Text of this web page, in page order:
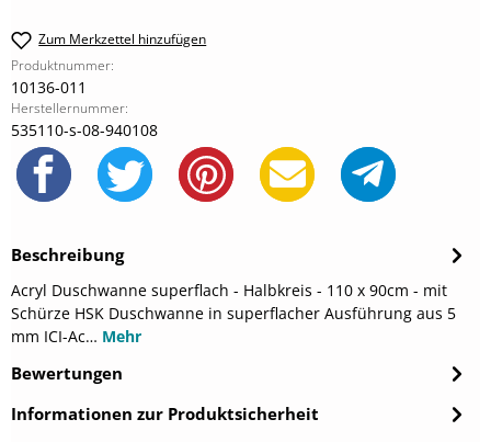
Zum Merkzettel hinzufügen
Produktnummer:
10136-011
Herstellernummer:
535110-s-08-940108
Beschreibung
Acryl Duschwanne superflach - Halbkreis - 110 x 90cm - mit
Schürze HSK Duschwanne in superflacher Ausführung aus 5
mm ICI-Ac… Mehr
Bewertungen
Informationen zur Produktsicherheit